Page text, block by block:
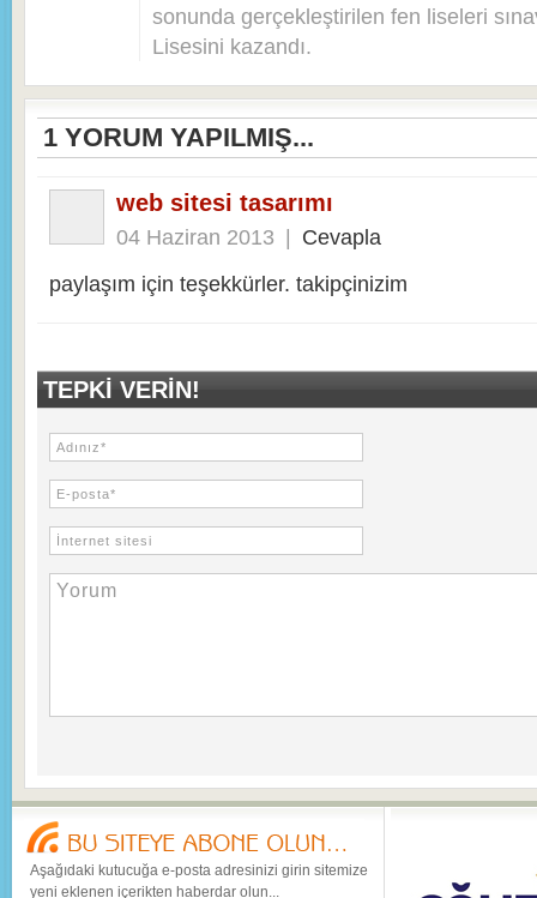
sonunda gerçekleştirilen fen liseleri
Lisesini kazandı.
1 YORUM YAPILMIŞ...
web sitesi tasarımı
04 Haziran 2013 | Cevapla
paylaşım için teşekkürler. takipçinizim
TEPKI VERIN!
Aşağıdaki kutucuğa e-posta adresinizi girin sitemize
yeni eklenen içerikten haberdar olun...